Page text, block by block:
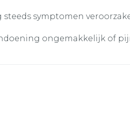
symptomen
ongemakkelijk of